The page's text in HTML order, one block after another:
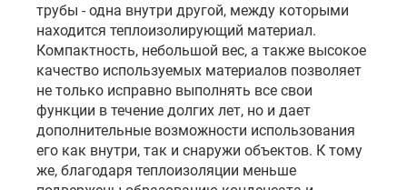
трубы - одна внутри другой, между которыми
находится теплоизолирующий материал.
Компактность, небольшой вес, а также высокое
качество используемых материалов позволяет
не только исправно выполнять все свои
функции в течение долгих лет, но и дает
дополнительные возможности использования
его как внутри, так и снаружи объектов. К тому
же, благодаря теплоизоляции меньше